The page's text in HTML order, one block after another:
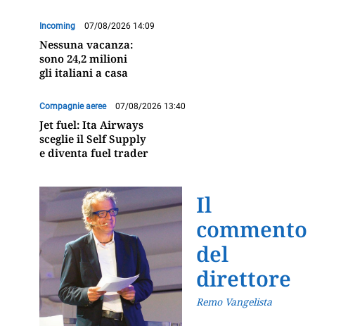
Incoming 07/08/2026 14:09
Nessuna vacanza:
sono 24,2 milioni
gli italiani a casa
Compagnie aeree 07/08/2026 13:40
Jet fuel: Ita Airways
sceglie il Self Supply
e diventa fuel trader
Il
commento
del
direttore
Remo Vangelista